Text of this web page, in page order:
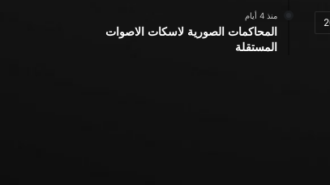
منذ 4 أيام
المحاكمات الصورية لاسكات الاصوات
المستقلة